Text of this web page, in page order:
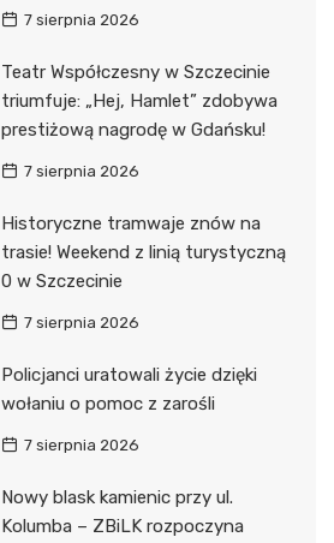
7 sierpnia 2026
Teatr Współczesny w Szczecinie
triumfuje: „Hej, Hamlet” zdobywa
prestiżową nagrodę w Gdańsku!
7 sierpnia 2026
Historyczne tramwaje znów na
trasie! Weekend z linią turystyczną
0 w Szczecinie
7 sierpnia 2026
Policjanci uratowali życie dzięki
wołaniu o pomoc z zarośli
7 sierpnia 2026
Nowy blask kamienic przy ul.
Kolumba – ZBiLK rozpoczyna